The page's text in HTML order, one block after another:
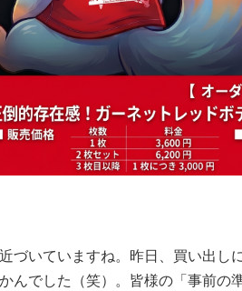
づいていますね。昨日、買い出し
んでした（笑）。皆様の「事前の